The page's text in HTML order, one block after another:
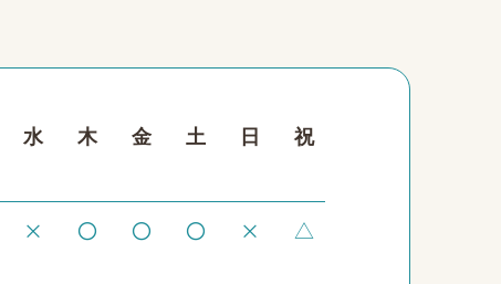
水 木 金 土 日 祝
× 〇 〇 〇 × △